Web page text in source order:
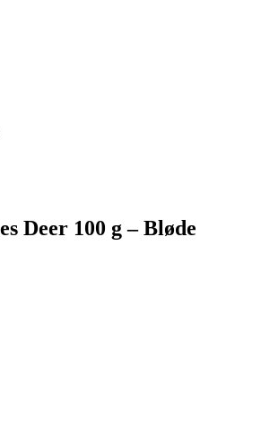
Deer 100 g – Bløde